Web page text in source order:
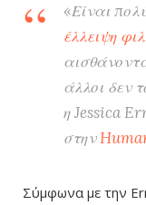
«Είναι
έλλειψη
άλλοι δεν
η Jessica
στην
Σύμφωνα με την